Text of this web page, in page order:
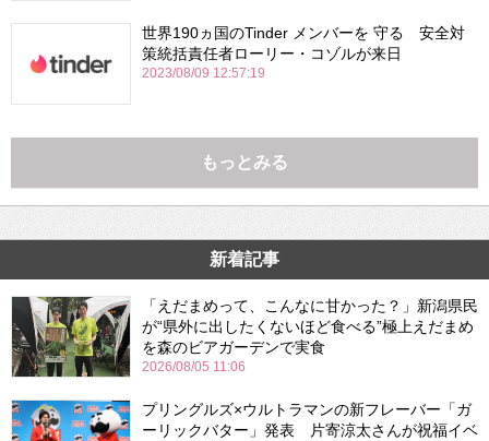
世界190ヵ国のTinder メンバーを 守る 安全対
策統括責任者ローリー・コゾルが来日
2023/08/09 12:57:19
もっとみる
新着記事
「えだまめって、こんなに甘かった？」新潟県民
が“県外に出したくないほど食べる”極上えだまめ
を森のビアガーデンで実食
2026/08/05 11:06
プリングルズ×ウルトラマンの新フレーバー「ガ
ーリックバター」発表 片寄涼太さんが祝福イベ